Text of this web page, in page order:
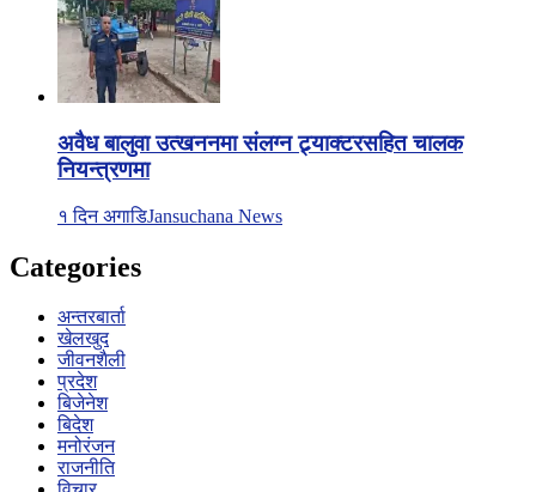
अवैध बालुवा उत्खननमा संलग्न ट्र्याक्टरसहित चालक
नियन्त्रणमा
१ दिन अगाडिJansuchana News
Categories
अन्तरबार्ता
खेलखुद
जीवनशैली
प्रदेश
बिजेनेश
बिदेश
मनोरंजन
राजनीति